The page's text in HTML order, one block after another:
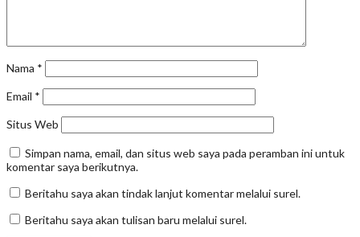
Nama *
Email *
Situs Web
Simpan nama, email, dan situs web saya pada peramban ini untuk
komentar saya berikutnya.
Beritahu saya akan tindak lanjut komentar melalui surel.
Beritahu saya akan tulisan baru melalui surel.